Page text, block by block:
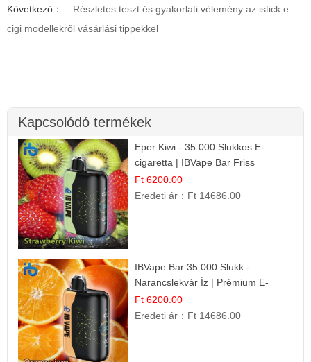
Következő：
Részletes teszt és gyakorlati vélemény az istick e
cigi modellekről vásárlási tippekkel
Kapcsolódó termékek
Eper Kiwi - 35.000 Slukkos E-
cigaretta | IBVape Bar Friss
Gyümölcs Ízek
Ft 6200.00
Eredeti ár： Ft 14686.00
IBVape Bar 35.000 Slukk -
Narancslekvár Íz | Prémium E-
cigaretta
Ft 6200.00
Eredeti ár： Ft 14686.00